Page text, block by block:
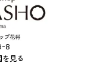
8
を見る